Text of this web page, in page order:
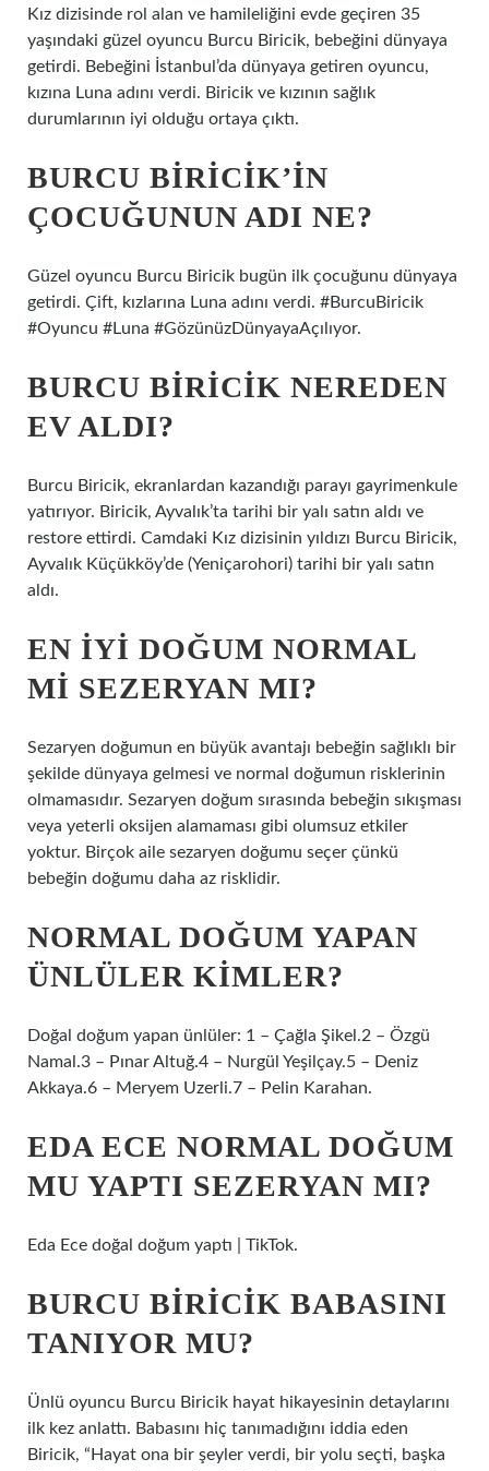
Kız dizisinde rol alan ve hamileliğini evde geçiren 35
yaşındaki güzel oyuncu Burcu Biricik, bebeğini dünyaya
getirdi. Bebeğini İstanbul’da dünyaya getiren oyuncu,
kızına Luna adını verdi. Biricik ve kızının sağlık
durumlarının iyi olduğu ortaya çıktı.
BURCU BIRICIK’IN
ÇOCUĞUNUN ADI NE?
Güzel oyuncu Burcu Biricik bugün ilk çocuğunu dünyaya
getirdi. Çift, kızlarına Luna adını verdi. #BurcuBiricik
#Oyuncu #Luna #GözünüzDünyayaAçılıyor.
BURCU BIRICIK NEREDEN
EV ALDI?
Burcu Biricik, ekranlardan kazandığı parayı gayrimenkule
yatırıyor. Biricik, Ayvalık’ta tarihi bir yalı satın aldı ve
restore ettirdi. Camdaki Kız dizisinin yıldızı Burcu Biricik,
Ayvalık Küçükköy’de (Yeniçarohori) tarihi bir yalı satın
aldı.
EN IYI DOĞUM NORMAL
MI SEZERYAN MI?
Sezaryen doğumun en büyük avantajı bebeğin sağlıklı bir
şekilde dünyaya gelmesi ve normal doğumun risklerinin
olmamasıdır. Sezaryen doğum sırasında bebeğin sıkışması
veya yeterli oksijen alamaması gibi olumsuz etkiler
yoktur. Birçok aile sezaryen doğumu seçer çünkü
bebeğin doğumu daha az risklidir.
NORMAL DOĞUM YAPAN
ÜNLÜLER KIMLER?
Doğal doğum yapan ünlüler: 1 – Çağla Şikel.2 – Özgü
Namal.3 – Pınar Altuğ.4 – Nurgül Yeşilçay.5 – Deniz
Akkaya.6 – Meryem Uzerli.7 – Pelin Karahan.
EDA ECE NORMAL DOĞUM
MU YAPTI SEZERYAN MI?
Eda Ece doğal doğum yaptı | TikTok.
BURCU BIRICIK BABASINI
TANIYOR MU?
Ünlü oyuncu Burcu Biricik hayat hikayesinin detaylarını
ilk kez anlattı. Babasını hiç tanımadığını iddia eden
Biricik, “Hayat ona bir şeyler verdi, bir yolu seçti, başka